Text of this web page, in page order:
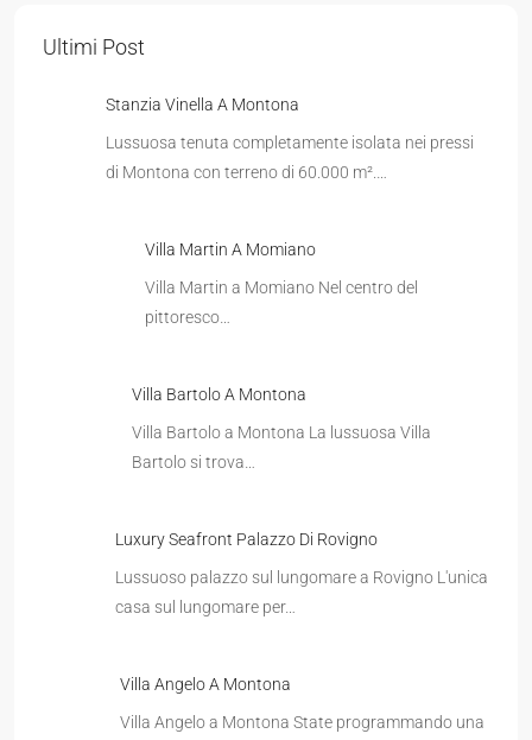
Ultimi Post
Stanzia Vinella A Montona
Lussuosa tenuta completamente isolata nei pressi
di Montona con terreno di 60.000 m².…
Villa Martin A Momiano
Villa Martin a Momiano Nel centro del
pittoresco…
Villa Bartolo A Montona
Villa Bartolo a Montona La lussuosa Villa
Bartolo si trova…
Luxury Seafront Palazzo Di Rovigno
Lussuoso palazzo sul lungomare a Rovigno L'unica
casa sul lungomare per…
Villa Angelo A Montona
Villa Angelo a Montona State programmando una